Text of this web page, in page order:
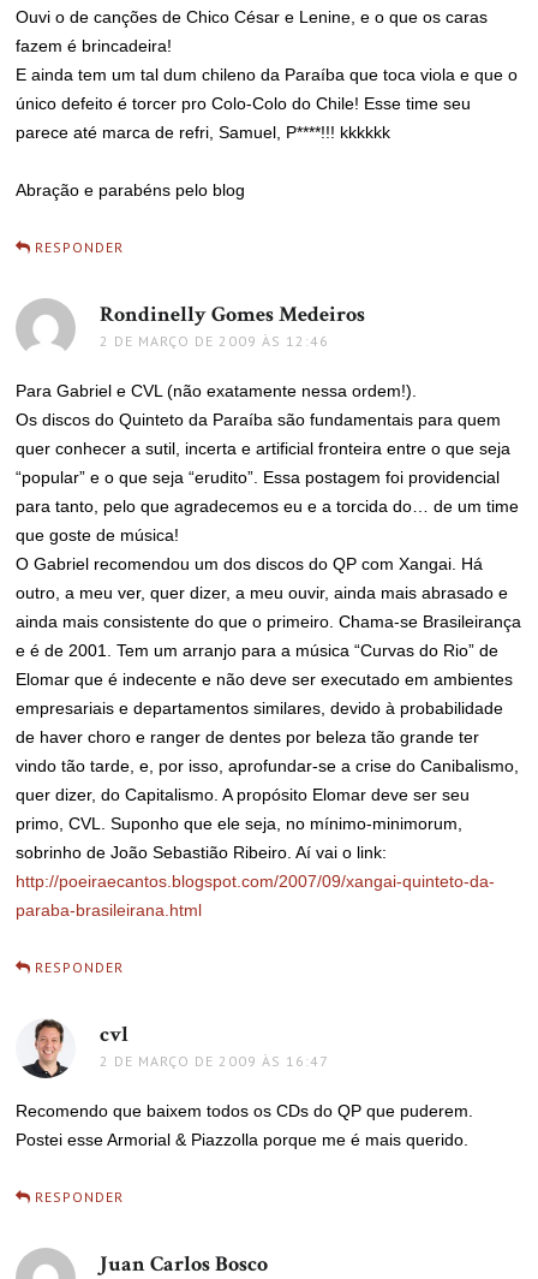
Ouvi o de canções de Chico César e Lenine, e o que os caras
fazem é brincadeira!
E ainda tem um tal dum chileno da Paraíba que toca viola e que o
único defeito é torcer pro Colo-Colo do Chile! Esse time seu
parece até marca de refri, Samuel, P****!!! kkkkkk
Abração e parabéns pelo blog
RESPONDER
Rondinelly Gomes Medeiros
2 DE MARÇO DE 2009 ÀS 12:46
Para Gabriel e CVL (não exatamente nessa ordem!).
Os discos do Quinteto da Paraíba são fundamentais para quem
quer conhecer a sutil, incerta e artificial fronteira entre o que seja
“popular” e o que seja “erudito”. Essa postagem foi providencial
para tanto, pelo que agradecemos eu e a torcida do… de um time
que goste de música!
O Gabriel recomendou um dos discos do QP com Xangai. Há
outro, a meu ver, quer dizer, a meu ouvir, ainda mais abrasado e
ainda mais consistente do que o primeiro. Chama-se Brasileirança
e é de 2001. Tem um arranjo para a música “Curvas do Rio” de
Elomar que é indecente e não deve ser executado em ambientes
empresariais e departamentos similares, devido à probabilidade
de haver choro e ranger de dentes por beleza tão grande ter
vindo tão tarde, e, por isso, aprofundar-se a crise do Canibalismo,
quer dizer, do Capitalismo. A propósito Elomar deve ser seu
primo, CVL. Suponho que ele seja, no mínimo-minimorum,
sobrinho de João Sebastião Ribeiro. Aí vai o link:
http://poeiraecantos.blogspot.com/2007/09/xangai-quinteto-da-
paraba-brasileirana.html
RESPONDER
cvl
2 DE MARÇO DE 2009 ÀS 16:47
Recomendo que baixem todos os CDs do QP que puderem.
Postei esse Armorial & Piazzolla porque me é mais querido.
RESPONDER
Juan Carlos Bosco